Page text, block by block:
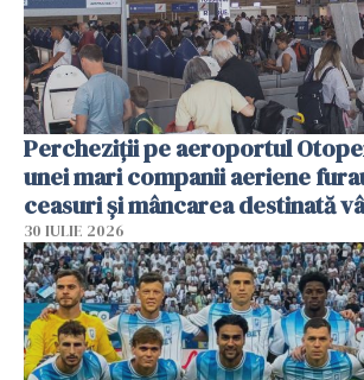
Percheziții pe aeroportul
unei mari companii aeriene
ceasuri și mâncarea destinată
30 IULIE 2026